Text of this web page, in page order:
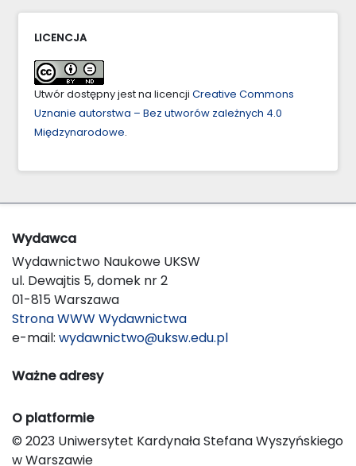
LICENCJA
Utwór dostępny jest na licencji Creative Commons
Uznanie autorstwa – Bez utworów zależnych 4.0
Międzynarodowe.
Wydawca
Wydawnictwo Naukowe UKSW
ul. Dewajtis 5, domek nr 2
01-815 Warszawa
Strona WWW Wydawnictwa
e-mail: wydawnictwo@uksw.edu.pl
Ważne adresy
O platformie
© 2023 Uniwersytet Kardynała Stefana Wyszyńskiego
w Warszawie